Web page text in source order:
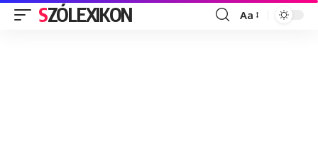
SZÓLEXIKON
Font
Aa